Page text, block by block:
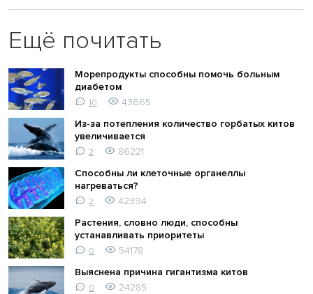
Ещё почитать
Морепродукты способны помочь больным
диабетом
10
43665
Из-за потепления количество горбатых китов
увеличивается
2
86221
Способны ли клеточные органеллы
нагреваться?
2
42394
Растения, словно люди, способны
устанавливать приоритеты
0
54178
Выяснена причина гигантизма китов
0 24285